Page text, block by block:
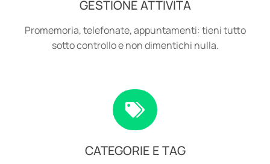
GESTIONE ATTIVITÀ
Promemoria, telefonate, appuntamenti: tieni tutto
sotto controllo e non dimentichi nulla.
CATEGORIE E TAG